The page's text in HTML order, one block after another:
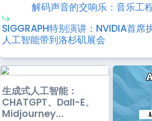
解码声音的交响乐：音乐工
SIGGRAPH特别演讲：NVIDIA首席
人工智能带到洛杉矶展会
生成式人工智能：
CHATGPT、Dall-E、
Midjourney...